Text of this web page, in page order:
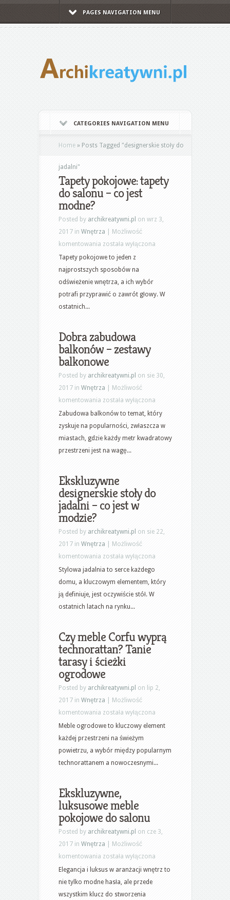
PAGES NAVIGATION MENU
CATEGORIES NAVIGATION MENU
Home » Posts Tagged "designerskie stoły do
jadalni"
Tapety pokojowe: tapety
do salonu – co jest
modne?
Posted by archikreatywni.pl on wrz 3,
2017 in Wnętrza
Możliwość
komentowania Tapety
pokojowe:
tapety
do
salonu
modne?
została wyłączona
Tapety pokojowe to jeden z
najprostszych sposobów na
odświeżenie wnętrza, a ich wybór
potrafi przyprawić o zawrót głowy. W
ostatnich...
Dobra zabudowa
balkonów – zestawy
balkonowe
Posted by archikreatywni.pl on sie 30,
2017 in Wnętrza
Możliwość
komentowania Dobra
zabudowa
balkonów
–
zestawy
została wyłączona
Zabudowa balkonów to temat, który
zyskuje na popularności, zwłaszcza w
miastach, gdzie każdy metr kwadratowy
przestrzeni jest na wagę...
Ekskluzywne
designerskie stoły do
jadalni – co jest w
modzie?
Posted by archikreatywni.pl on sie 22,
2017 in Wnętrza
Możliwość
komentowania Ekskluzywne
designerskie
stoły
do
jadalni
jest
w
modzie?
została wyłączona
Stylowa jadalnia to serce każdego
domu, a kluczowym elementem, który
ją definiuje, jest oczywiście stół. W
ostatnich latach na rynku...
Czy meble Corfu wyprą
technorattan? Tanie
tarasy i ścieżki
ogrodowe
Posted by archikreatywni.pl on lip 2,
2017 in Wnętrza
Możliwość
komentowania Czy
meble
Corfu
wyprą
technorattan?
i
ścieżki
ogrodowe
została wyłączona
Meble ogrodowe to kluczowy element
każdej przestrzeni na świeżym
powietrzu, a wybór między popularnym
technorattanem a nowoczesnymi...
Ekskluzywne,
luksusowe meble
pokojowe do salonu
Posted by archikreatywni.pl on cze 3,
2017 in Wnętrza
Możliwość
komentowania Ekskluzywne,
luksusowe
meble
pokojowe
została wyłączona
Elegancja i luksus w aranżacji wnętrz to
nie tylko modne hasła, ale przede
wszystkim klucz do stworzenia